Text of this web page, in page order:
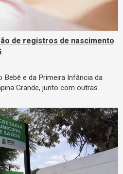
de registros de nascimento
Bebê e da Primeira Infância da
Grande, junto com outras…